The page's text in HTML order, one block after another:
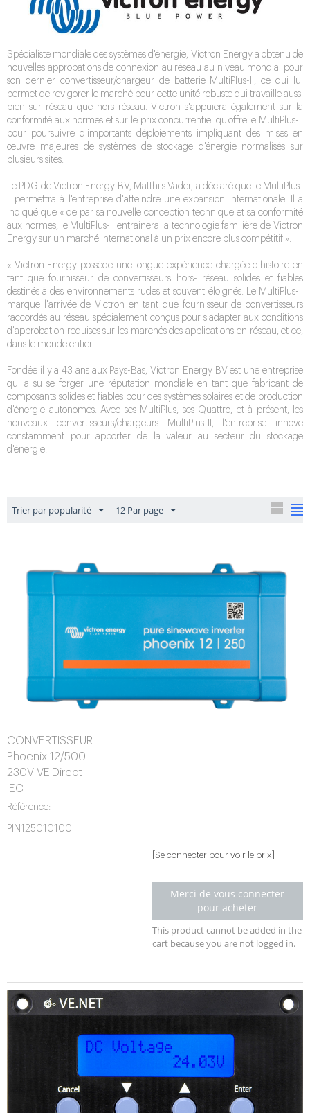
Spécialiste mondiale des systèmes d'énergie, Victron Energy a obtenu de
nouvelles approbations de connexion au réseau au niveau mondial pour
son dernier convertisseur/chargeur de batterie MultiPlus-II, ce qui lui
permet de revigorer le marché pour cette unité robuste qui travaille aussi
bien sur réseau que hors réseau. Victron s'appuiera également sur la
conformité aux normes et sur le prix concurrentiel qu'offre le MultiPlus-II
pour poursuivre d'importants déploiements impliquant des mises en
œuvre majeures de systèmes de stockage d'énergie normalisés sur
plusieurs sites.
Le PDG de Victron Energy BV, Matthijs Vader, a déclaré que le MultiPlus-
II permettra à l'entreprise d'atteindre une expansion internationale. Il a
indiqué que « de par sa nouvelle conception technique et sa conformité
aux normes, le MultiPlus-II entrainera la technologie familière de Victron
Energy sur un marché international à un prix encore plus compétitif ».
« Victron Energy possède une longue expérience chargée d'histoire en
tant que fournisseur de convertisseurs hors- réseau solides et fiables
destinés à des environnements rudes et souvent éloignés. Le MultiPlus-II
marque l'arrivée de Victron en tant que fournisseur de convertisseurs
raccordés au réseau spécialement conçus pour s'adapter aux conditions
d'approbation requises sur les marchés des applications en réseau, et ce,
dans le monde entier.
Fondée il y a 43 ans aux Pays-Bas, Victron Energy BV est une entreprise
qui a su se forger une réputation mondiale en tant que fabricant de
composants solides et fiables pour des systèmes solaires et de production
d'énergie autonomes. Avec ses MultiPlus, ses Quattro, et à présent, les
nouveaux convertisseurs/chargeurs MultiPlus-II, l'entreprise innove
constamment pour apporter de la valeur au secteur du stockage
d'énergie.
Trier par popularité 12 Par page
CONVERTISSEUR
Phoenix 12/500
230V VE.Direct
IEC
Référence:
PIN125010100
[Se connecter pour voir le prix]
Merci de vous connecter
pour acheter
This product cannot be added in the
cart because you are not logged in.